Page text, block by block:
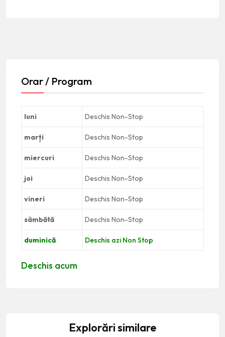
Orar / Program
luni Deschis Non-Stop
marți Deschis Non-Stop
miercuri Deschis Non-Stop
joi Deschis Non-Stop
vineri Deschis Non-Stop
sâmbătă Deschis Non-Stop
duminică Deschis azi Non Stop
Deschis acum
Explorări similare